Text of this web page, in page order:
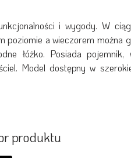
i wygody. W
poziomie a wieczorem można
łóżko. Posiada pojemnik,
Model dostępny w
produktu